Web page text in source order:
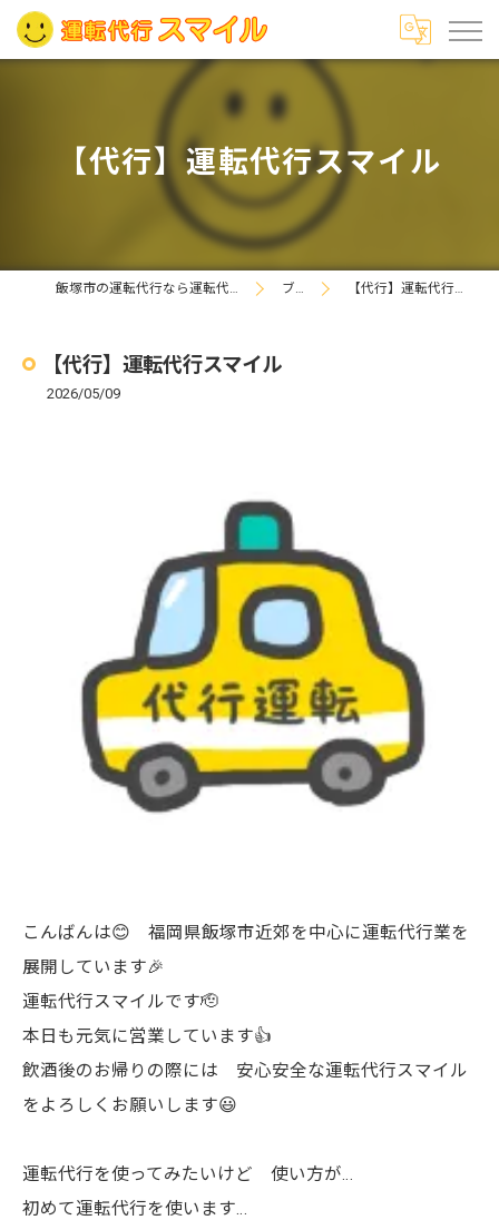
【代行】運転代行スマイル
飯塚市の運転代行なら運転代行スマイル ブログ 【代行】運転代行スマイル
【代行】運転代行スマイル
2026/05/09
こんばんは😊 福岡県飯塚市近郊を中心に運転代行業を
展開しています🎉
運転代行スマイルです🫡
本日も元気に営業しています👍
飲酒後のお帰りの際には 安心安全な運転代行スマイル
をよろしくお願いします😃
運転代行を使ってみたいけど 使い方が…
初めて運転代行を使います…